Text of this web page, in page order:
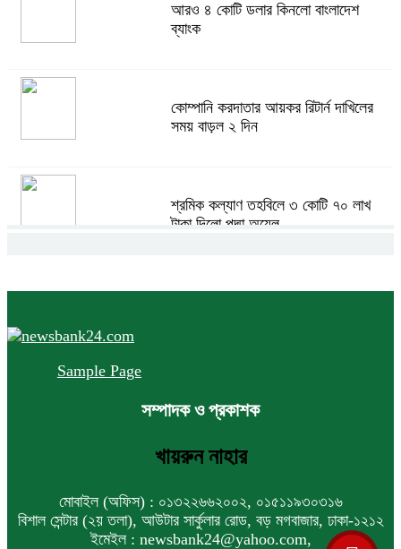
আরও ৪ কোটি ডলার কিনলো বাংলাদেশ
ব্যাংক
কোম্পানি করদাতার আয়কর রিটার্ন দাখিলের
সময় বাড়ল ২ দিন
শ্রমিক কল্যাণ তহবিলে ৩ কোটি ৭০ লাখ
টাকা দিলো পদ্মা অয়েল
বিশ্বের ১০০ প্রভাবশালীর তালিকায় ব্র্যাকের
নির্বাহী পরিচালক আসিফ সালেহ
একনেকে ৩৬ হাজার ৬৯৫ কোটি টাকার ৯
প্রকল্প অনুমোদন
Sample Page
সম্পাদক ও প্রকাশক
খায়রুন নাহার
মোবাইল (অফিস) : ০১৩২২৬৬২০০২, ০১৫১১৯৩০৩১৬
বিশাল সেন্টার (২য় তলা), আউটার সার্কুলার রোড, বড় মগবাজার, ঢাকা-১২১২
ইমেইল : newsbank24@yahoo.com,